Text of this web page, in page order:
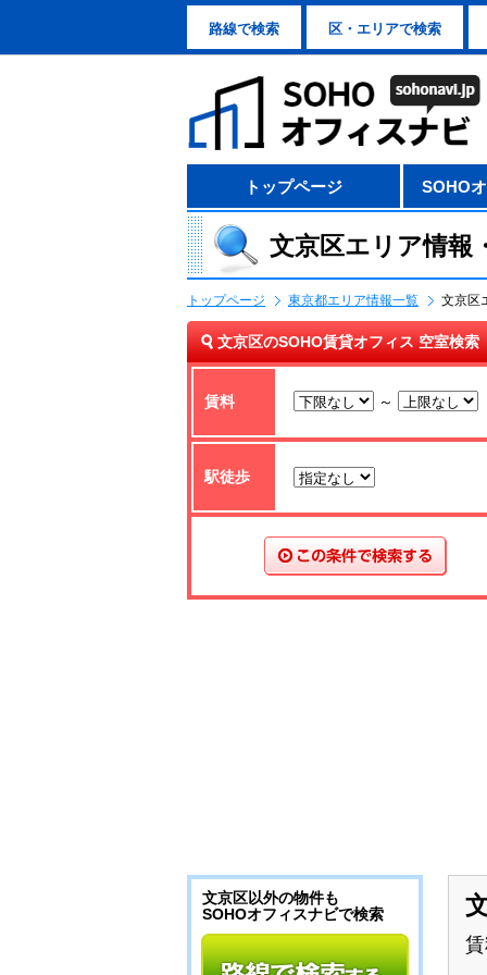
路線で検索 区・エリアで検索
トップページ SOHO
文京区エリア情報
トップページ 東京都エリア情報一覧 文京区
文京区のSOHO賃貸オフィス 空室検索
賃料 ～
駅徒歩
文京区以外の物件も
SOHOオフィスナビで検索